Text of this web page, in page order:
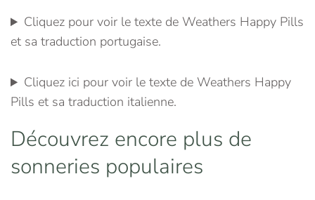
Cliquez pour voir le texte de Weathers Happy Pills
et sa traduction portugaise.
Cliquez ici pour voir le texte de Weathers Happy
Pills et sa traduction italienne.
Découvrez encore plus de
sonneries populaires